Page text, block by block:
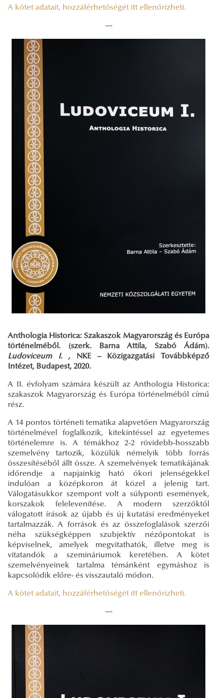
A kötet adatait, hozzáférhetőségét itt ellenőrizheti.
---
Anthologia Historica: Szakaszok Magyarország és Európa
történelméből. (szerk. Barna Attila, Szabó Ádám).
Ludoviceum I. , NKE – Közigazgatási Továbbképző
Intézet, Budapest, 2020.
A II. évfolyam számára készült az Anthologia Historica:
szakaszok Magyarország és Európa történelméből című
rész.
A 14 pontos történeti tematika alapvetően Magyarország
történelmével foglalkozik, kitekintéssel az egyetemes
történelemre is. A témákhoz 2-2 rövidebb-hosszabb
szemelvény tartozik, közülük némelyik több forrás
összesítéséből állt össze. A szemelvények tematikájának
időrendje a napjainkig ható ókori jelenségekkel
indulóan a középkoron át közel a jelenig tart.
Válogatásukkor szempont volt a súlyponti események,
korszakok felelevenítése. A modern szerzőktől
válogatott írások az újabb és új kutatási eredményeket
tartalmazzák. A források és az összefoglalások szerzői
néha szükségképpen szubjektív nézőpontokat is
képviselnek, amelyek megvitathatók, illetve meg is
vitatandók a szemináriumok keretében. A kötet
szemelvényeinek tartalma témánként egymáshoz is
kapcsolódik előre- és visszautaló módon.
A kötet adatait, hozzáférhetőségét itt ellenőrizheti.
---